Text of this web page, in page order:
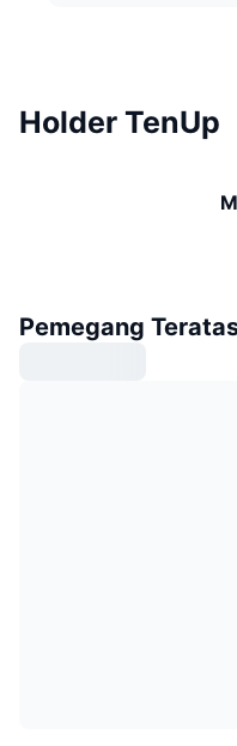
Holder TenUp
Pemegang